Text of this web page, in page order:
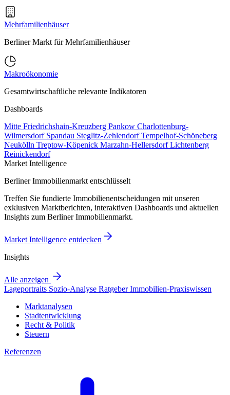
Mehrfamilienhäuser
Berliner Markt für Mehrfamilienhäuser
Makroökonomie
Gesamtwirtschaftliche relevante Indikatoren
Dashboards
Mitte Friedrichshain-Kreuzberg Pankow Charlottenburg-
Wilmersdorf Spandau Steglitz-ZehlendorfTempelhof-Schöneberg
Neukölln Treptow-Köpenick Marzahn-HellersdorfLichtenberg
Reinickendorf
Market Intelligence
Berliner Immobilienmarkt entschlüsselt
Treffen Sie fundierte Immobilienentscheidungen mit unseren
exklusiven Marktberichten, interaktiven Dashboards und aktuellen
Insights zum Berliner Immobilienmarkt.
Market Intelligence entdecken
Insights
Alle anzeigen
Lageportraits Sozio-Analyse RatgeberImmobilien-Praxiswissen
Marktanalysen
Stadtentwicklung
Recht & Politik
Steuern
Referenzen